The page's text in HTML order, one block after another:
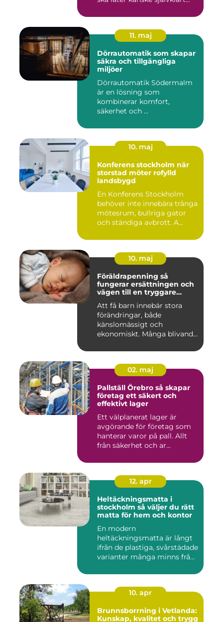
11. maj
Dörrautomatik som skapar
säkra och tillgängliga
miljöer
Dörrautomatik Södermalm
är en lösning som
kombinerar komfort,
säkerhet och ...
10. maj
Konferens stockholm när
storstad möter rofylld
landsbygd
En Konferens Stockholm
behöver inte innebära trånga
mötesrum, bullriga gator
och ständiga avbrott. A...
10. maj
Föräldrapenning så
fungerar ersättningen och
vägen till en tryggare
Att få barn innebär stora
förändringar, både
känslomässigt och
ekonomiskt. Många blivande
02. maj
Pallställ Örebro så skapar
företag ett säkert och
effektivt lager
Ett välplanerat lager är
avgörande för företag som
hanterar varor på pall. Allt
från säkerhet och ar...
12. apr
Heltäckningsmatta i
stockholm så väljer du rätt
matta för hem och kontor
En modern
heltäckningsmatta är långt
ifrån de plastiga, svårstädade
varianter många minns från
10. apr
Brunnsborrning i Vetlanda:
Kunskap, kvalitet och trygg